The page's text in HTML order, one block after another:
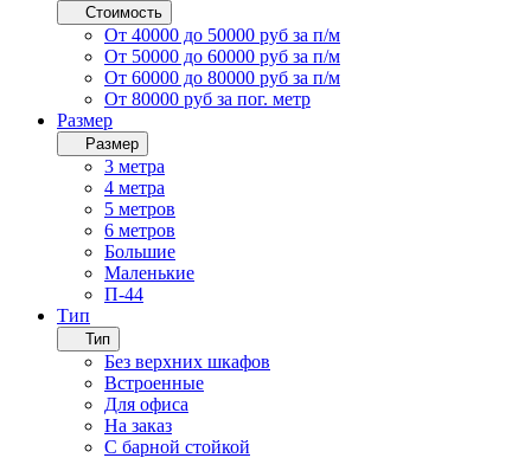
Стоимость
От 40000 до 50000 руб за п/м
От 50000 до 60000 руб за п/м
От 60000 до 80000 руб за п/м
От 80000 руб за пог. метр
Размер
Размер
3 метра
4 метра
5 метров
6 метров
Большие
Маленькие
П-44
Тип
Тип
Без верхних шкафов
Встроенные
Для офиса
На заказ
С барной стойкой